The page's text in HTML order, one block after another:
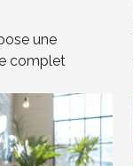
une
complet